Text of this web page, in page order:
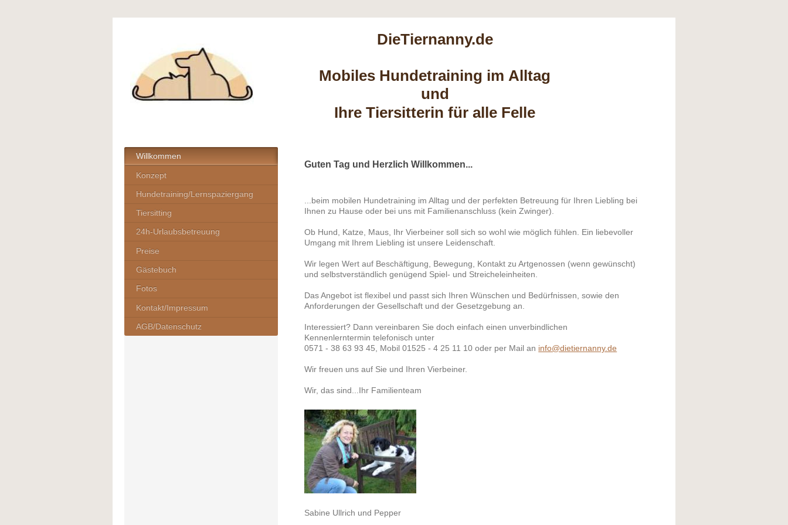
DieTiernanny.de
Mobiles Hundetraining im Alltag
und
Ihre Tiersitterin für alle Felle
Guten Tag und Herzlich Willkommen...
...beim mobilen Hundetraining im Alltag und der perfekten Betreuung für Ihren Liebling bei
Ihnen zu Hause oder bei uns mit Familienanschluss (kein Zwinger).
Ob Hund, Katze, Maus, Ihr Vierbeiner soll sich so wohl wie möglich fühlen. Ein liebevoller
Umgang mit Ihrem Liebling ist unsere Leidenschaft.
Wir legen Wert auf Beschäftigung, Bewegung, Kontakt zu Artgenossen (wenn gewünscht)
und selbstverständlich genügend Spiel- und Streicheleinheiten.
Das Angebot ist flexibel und passt sich Ihren Wünschen und Bedürfnissen, sowie den
Anforderungen der Gesellschaft und der Gesetzgebung an.
Interessiert? Dann vereinbaren Sie doch einfach einen unverbindlichen
Kennenlerntermin telefonisch unter
0571 - 38 63 93 45, Mobil 01525 - 4 25 11 10 oder per Mail an info@dietiernanny.de
Wir freuen uns auf Sie und Ihren Vierbeiner.
Wir, das sind...Ihr Familienteam
Sabine Ullrich und Pepper
Willkommen
Konzept
Hundetraining/Lernspaziergang
Tiersitting
24h-Urlaubsbetreuung
Preise
Gästebuch
Fotos
Kontakt/Impressum
AGB/Datenschutz